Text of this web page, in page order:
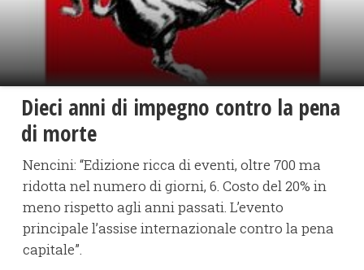
Dieci anni di impegno contro la pena
di morte
Nencini: “Edizione ricca di eventi, oltre 700 ma
ridotta nel numero di giorni, 6. Costo del 20% in
meno rispetto agli anni passati. L’evento
principale l’assise internazionale contro la pena
capitale”.